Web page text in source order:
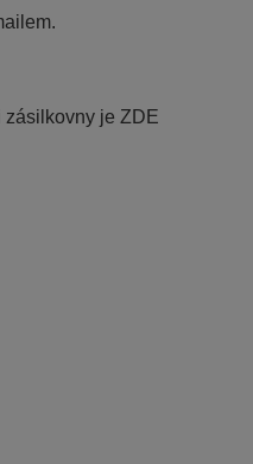
zásilkovny je ZDE